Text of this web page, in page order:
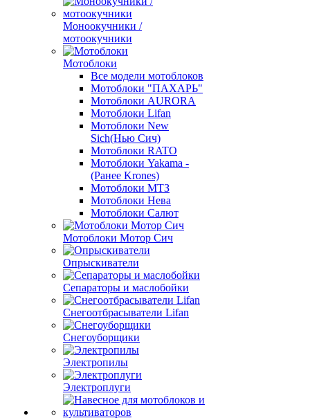
Моноокучники /
мотоокучники
Мотоблоки
Все модели мотоблоков
Мотоблоки "ПАХАРЬ"
Мотоблоки AURORA
Мотоблоки Lifan
Мотоблоки New
Sich(Нью Сич)
Мотоблоки RATO
Мотоблоки Yakama -
(Ранее Krones)
Мотоблоки МТЗ
Мотоблоки Нева
Мотоблоки Салют
Мотоблоки Мотор Сич
Опрыскиватели
Сепараторы и маслобойки
Снегоотбрасыватели Lifan
Снегоуборщики
Электропилы
Электроплуги